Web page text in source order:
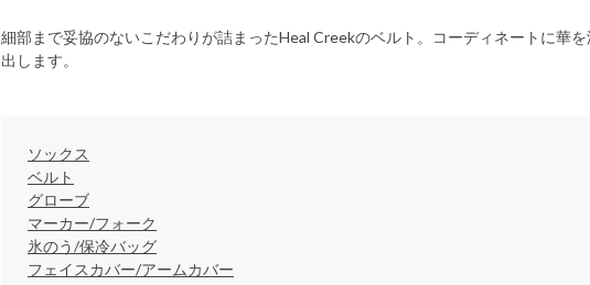
細部まで妥協のないこだわりが詰まったHeal Creekのベルト。コーディネートに華
出します。
ソックス
ベルト
グローブ
マーカー/フォーク
氷のう/保冷バッグ
フェイスカバー/アームカバー